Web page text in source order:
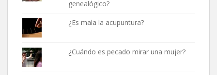
genealógico?
¿Es mala la acupuntura?
¿Cuándo es pecado mirar una mujer?